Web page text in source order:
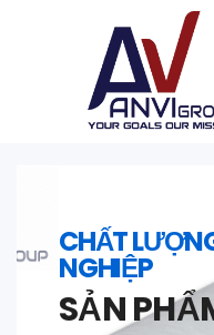
CHẤT
NGHIỆP
SẢN